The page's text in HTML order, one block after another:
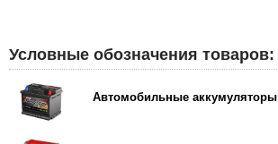
Условные обозначения товаров:
Автомобильные аккумуляторы